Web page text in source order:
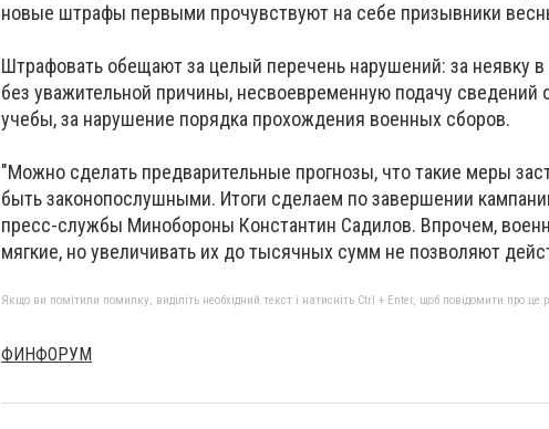
новые штрафы первыми прочувствуют на себе призывники
Штрафовать обещают за целый перечень нарушений: за неявку
без уважительной причины, несвоевременную подачу сведений
учебы, за нарушение порядка прохождения военных сборов.
"Можно сделать предварительные прогнозы, что такие меры
быть законопослушными. Итоги сделаем по завершении
пресс-службы Минобороны Константин Садилов. Впрочем,
мягкие, но увеличивать их до тысячных сумм не позволяют
Якщо ви помітили помилку, виділіть необхідний текст і натисніть Ctrl + Enter, щоб повідомити про це
ФИНФОРУМ